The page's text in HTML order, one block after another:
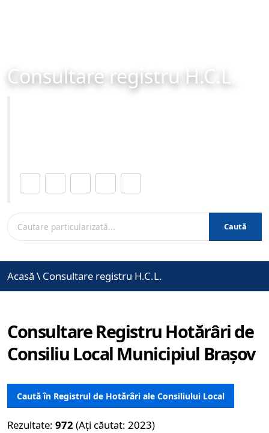
Consultare registru H.C.L.
Caută
Acasă \ Consultare registru H.C.L.
Consultare Registru Hotărâri de
Consiliu Local Municipiul Brașov
Caută în Registrul de Hotărâri ale Consiliului Local
Rezultate: 972 (Ați căutat: 2023)